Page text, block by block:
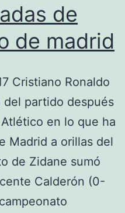
de
de madrid
Cristiano Ronaldo
del partido después
en lo que ha
Madrid a orillas del
de Zidane sumó
Calderón (0-